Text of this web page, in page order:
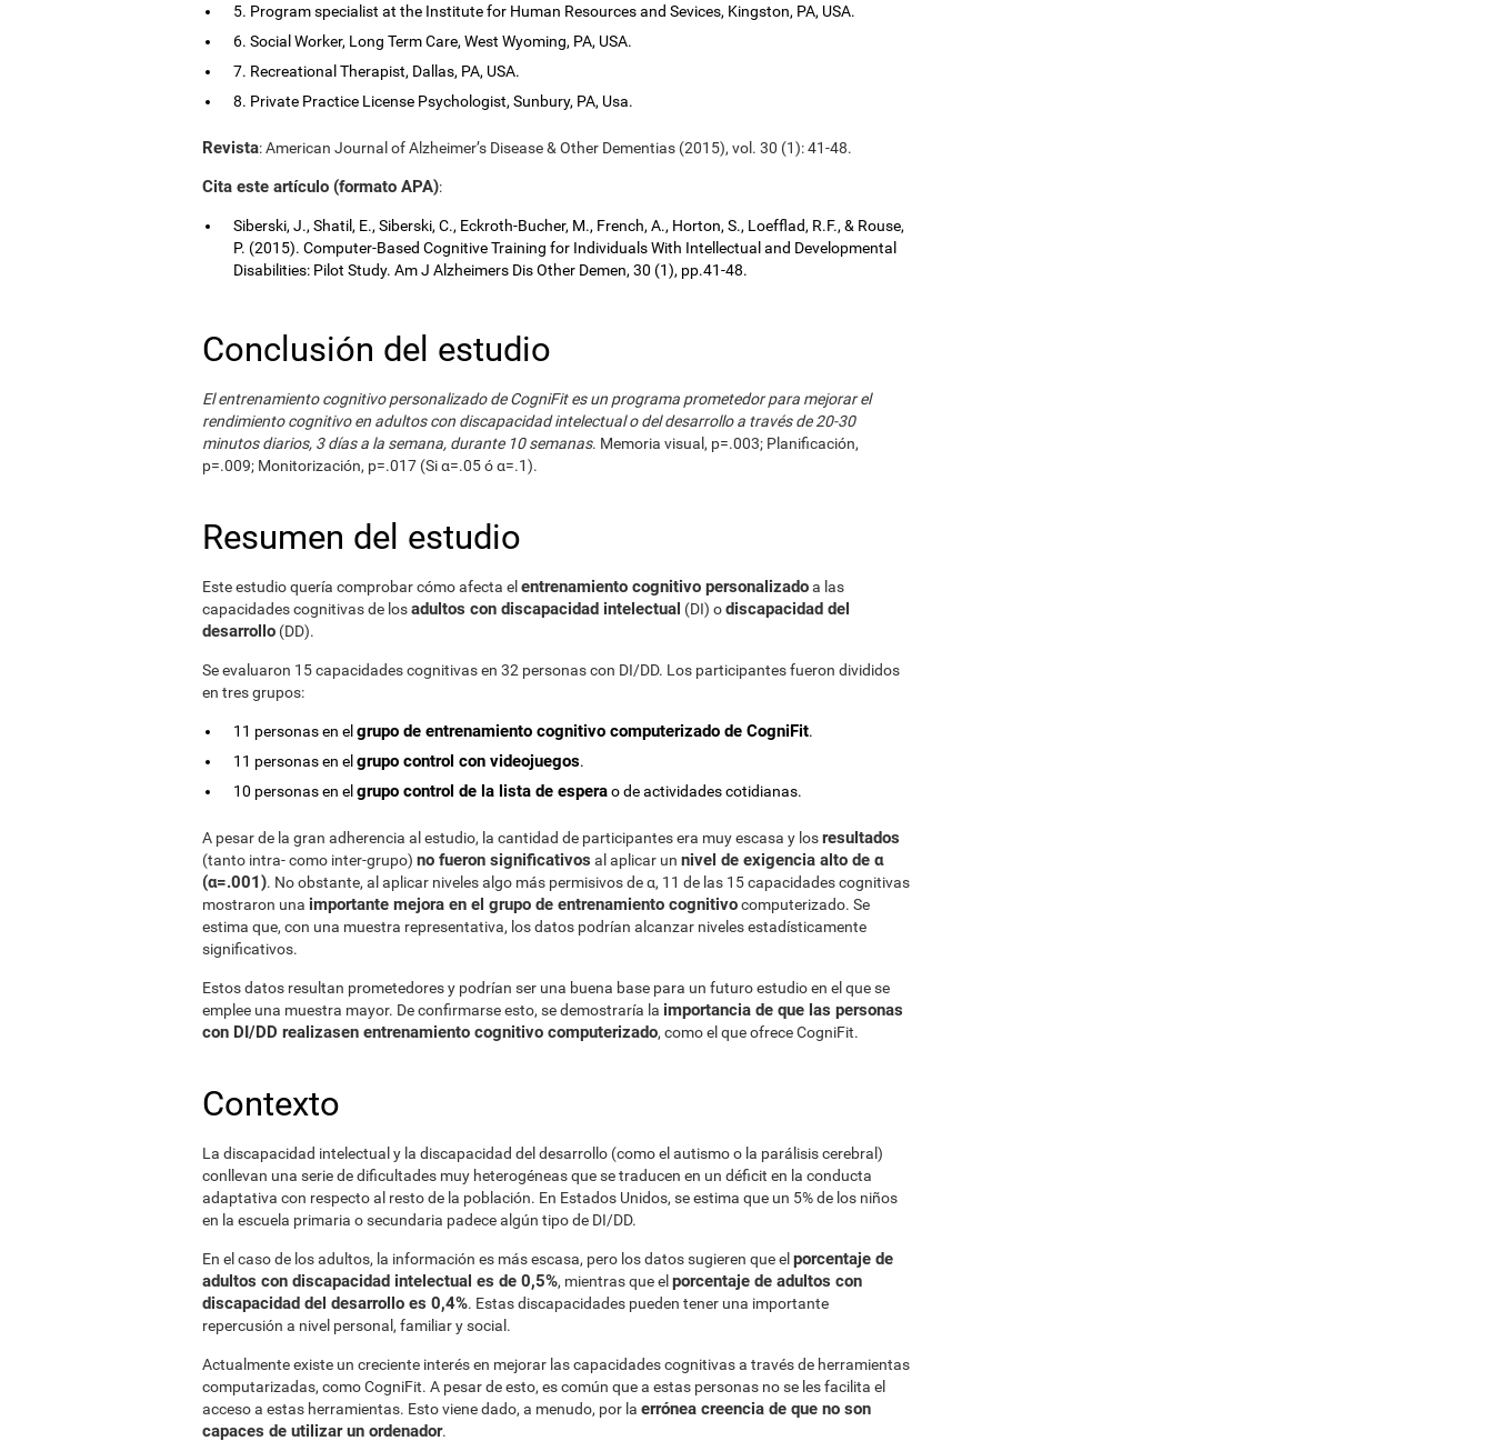
5. Program specialist at the Institute for Human Resources and Sevices, Kingston, PA, USA.
6. Social Worker, Long Term Care, West Wyoming, PA, USA.
7. Recreational Therapist, Dallas, PA, USA.
8. Private Practice License Psychologist, Sunbury, PA, Usa.
Revista: American Journal of Alzheimer’s Disease & Other Dementias (2015), vol. 30 (1): 41-48.
Cita este artículo (formato APA):
Siberski, J., Shatil, E., Siberski, C., Eckroth-Bucher, M., French, A., Horton, S., Loefflad, R.F., & Rouse,
P. (2015). Computer-Based Cognitive Training for Individuals With Intellectual and Developmental
Disabilities: Pilot Study. Am J Alzheimers Dis Other Demen, 30 (1), pp.41-48.
Conclusión del estudio
El entrenamiento cognitivo personalizado de CogniFit es un programa prometedor para mejorar el
rendimiento cognitivo en adultos con discapacidad intelectual o del desarrollo a través de 20-30
minutos diarios, 3 días a la semana, durante 10 semanas. Memoria visual, p=.003; Planificación,
p=.009; Monitorización, p=.017 (Si α=.05 ó α=.1).
Resumen del estudio
Este estudio quería comprobar cómo afecta el entrenamiento cognitivo personalizadoa las
capacidades cognitivas de losadultos con discapacidad intelectual (DI) odiscapacidad del
desarrollo (DD).
Se evaluaron 15 capacidades cognitivas en 32 personas con DI/DD. Los participantes fueron divididos
en tres grupos:
11 personas en el grupo de entrenamiento cognitivo computerizado de CogniFit.
11 personas en el grupo control con videojuegos.
10 personas en el grupo control de la lista de esperao de actividades cotidianas.
A pesar de la gran adherencia al estudio, la cantidad de participantes era muy escasa y losresultados
(tanto intra- como inter-grupo) no fueron significativos al aplicar un nivel de exigencia alto de α
(α=.001). No obstante, al aplicar niveles algo más permisivos de α, 11 de las 15 capacidades cognitivas
mostraron una importante mejora en el grupo de entrenamiento cognitivocomputerizado. Se
estima que, con una muestra representativa, los datos podrían alcanzar niveles estadísticamente
significativos.
Estos datos resultan prometedores y podrían ser una buena base para un futuro estudio en el que se
emplee una muestra mayor. De confirmarse esto, se demostraría la importancia de que las personas
con DI/DD realizasen entrenamiento cognitivo computerizado, como el que ofrece CogniFit.
Contexto
La discapacidad intelectual y la discapacidad del desarrollo (como el autismo o la parálisis cerebral)
conllevan una serie de dificultades muy heterogéneas que se traducen en un déficit en la conducta
adaptativa con respecto al resto de la población. En Estados Unidos, se estima que un 5% de los niños
en la escuela primaria o secundaria padece algún tipo de DI/DD.
En el caso de los adultos, la información es más escasa, pero los datos sugieren que el porcentaje de
adultos con discapacidad intelectual es de 0,5%, mientras que el porcentaje de adultos con
discapacidad del desarrollo es 0,4%. Estas discapacidades pueden tener una importante
repercusión a nivel personal, familiar y social.
Actualmente existe un creciente interés en mejorar las capacidades cognitivas a través de herramientas
computarizadas, como CogniFit. A pesar de esto, es común que a estas personas no se les facilita el
acceso a estas herramientas. Esto viene dado, a menudo, por la errónea creencia de que no son
capaces de utilizar un ordenador.